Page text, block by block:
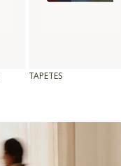
TAPETES